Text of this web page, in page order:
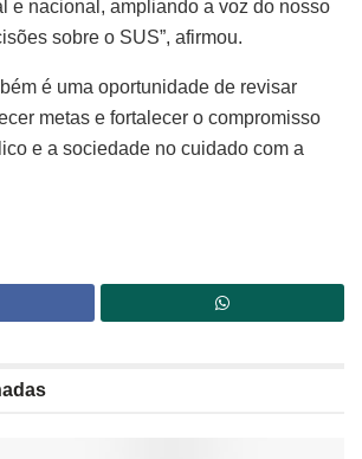
e nacional, ampliando a voz do nosso
sobre o SUS”, afirmou.
é uma oportunidade de revisar
metas e fortalecer o compromisso
e a sociedade no cuidado com a